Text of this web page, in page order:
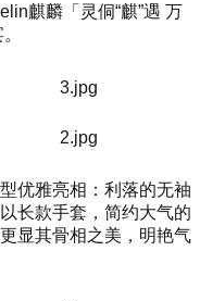
麒麟「灵侗“麒”遇 万
优雅亮相：利落的无袖
长款手套，简约大气的
显其骨相之美，明艳气